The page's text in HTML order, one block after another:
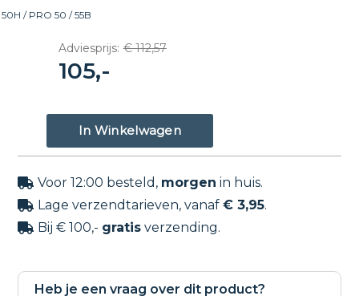
50H / PRO 50 / 55B
Adviesprijs: € 112,57
105,-
 Voor 12:00 besteld, morgen in huis.
 Lage verzendtarieven, vanaf€ 3,95.
 Bij € 100,- gratis verzending.
Heb je een vraag over dit product?